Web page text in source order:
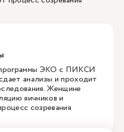
ЭКО с ПИКСИ
анализы и проходит
Женщине
яичников и
созревания